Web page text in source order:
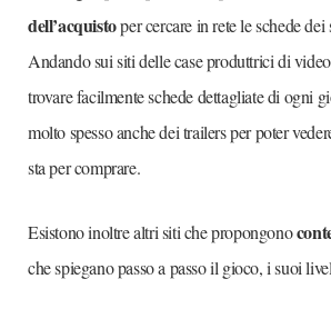
dell’acquistoper cercare in rete le schede
Andando sui siti delle case produttrici di
trovare facilmente schede dettagliate di ogni
molto spesso anche dei trailers per poter
sta per comprare.
Esistono inoltre altri siti che propongono
che spiegano passo a passo il gioco, i suoi